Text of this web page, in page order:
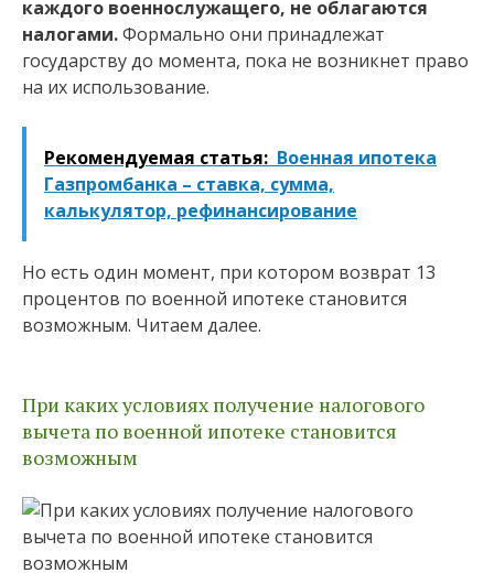
каждого военнослужащего, не облагаются
налогами.Формально они принадлежат
государству до момента, пока не возникнет право
на их использование.
Рекомендуемая статья: Военная ипотека
Газпромбанка – ставка, сумма,
калькулятор, рефинансирование
Но есть один момент, при котором возврат 13
процентов по военной ипотеке становится
возможным. Читаем далее.
При каких условиях получение налогового
вычета по военной ипотеке становится
возможным